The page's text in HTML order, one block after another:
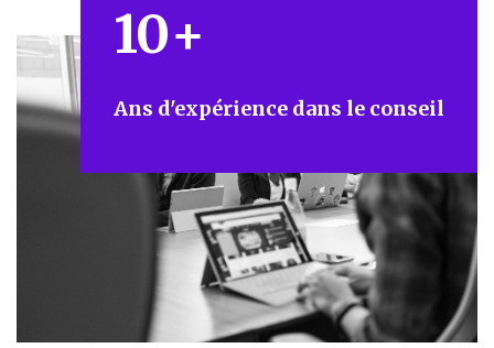
10+
Ans d'expérience dans le conseil